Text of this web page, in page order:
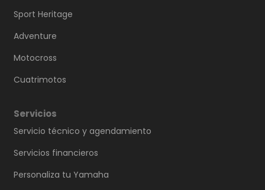
Sport Heritage
Adventure
Motocross
Cuatrimotos
Servicios
Servicio técnico y agendamiento
Servicios financieros
Personaliza tu Yamaha